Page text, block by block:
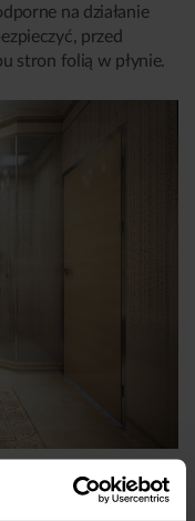
na działanie
przed
stron folią w płynie.
w klasycznej łazience